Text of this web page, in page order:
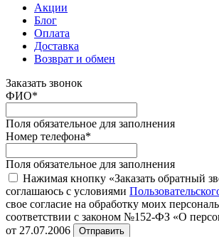
Акции
Блог
Оплата
Доставка
Возврат и обмен
Заказать звонок
ФИО*
Поля обязательное для заполнения
Номер телефона*
Поля обязательное для заполнения
Нажимая кнопку «Заказать обратный
соглашаюсь с условиями
свое согласие на обработку моих
соответствии с законом №152-ФЗ «О
от 27.07.2006
Отправить